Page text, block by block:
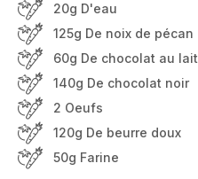
20g D'eau
125g De noix de pécan
60g De chocolat au lait
140g De chocolat noir
2 Oeufs
120g De beurre doux
50g Farine